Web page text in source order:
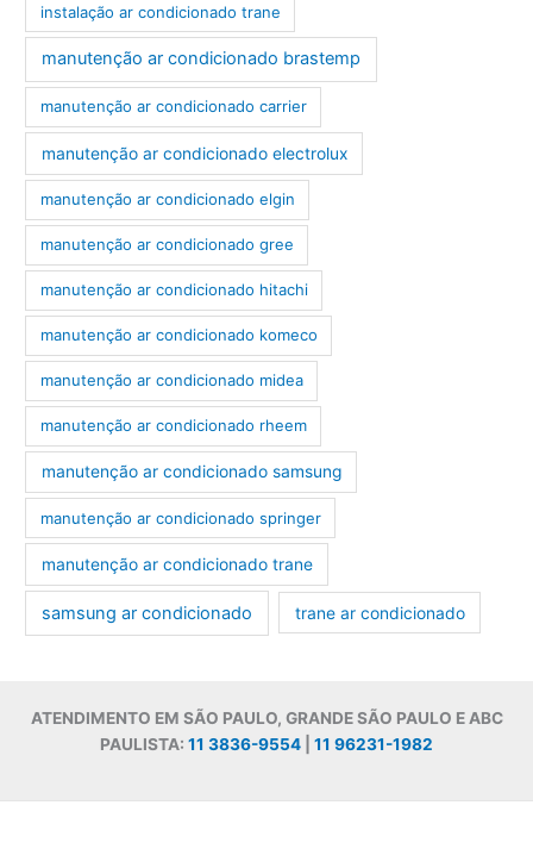
instalação ar condicionado trane
manutenção ar condicionado brastemp
manutenção ar condicionado carrier
manutenção ar condicionado electrolux
manutenção ar condicionado elgin
manutenção ar condicionado gree
manutenção ar condicionado hitachi
manutenção ar condicionado komeco
manutenção ar condicionado midea
manutenção ar condicionado rheem
manutenção ar condicionado samsung
manutenção ar condicionado springer
manutenção ar condicionado trane
samsung ar condicionado trane ar condicionado
ATENDIMENTO EM SÃO PAULO, GRANDE SÃO PAULO E ABC
PAULISTA: 11 3836-9554 11 96231-1982